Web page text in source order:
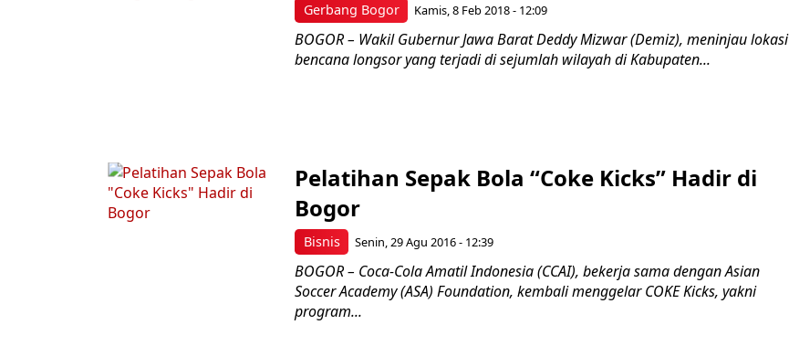
Gerbang Bogor Kamis, 8 Feb 2018 - 12:09
BOGOR – Wakil Gubernur Jawa Barat Deddy Mizwar (Demiz), meninjau lokasi
bencana longsor yang terjadi di sejumlah wilayah di Kabupaten...
Bisnis
Pelatihan Sepak Bola “Coke Kicks” Hadir di
Bogor
Senin, 29 Agu 2016 - 12:39
BOGOR – Coca-Cola Amatil Indonesia (CCAI), bekerja sama dengan Asian
Soccer Academy (ASA) Foundation, kembali menggelar COKE Kicks, yakni
program...